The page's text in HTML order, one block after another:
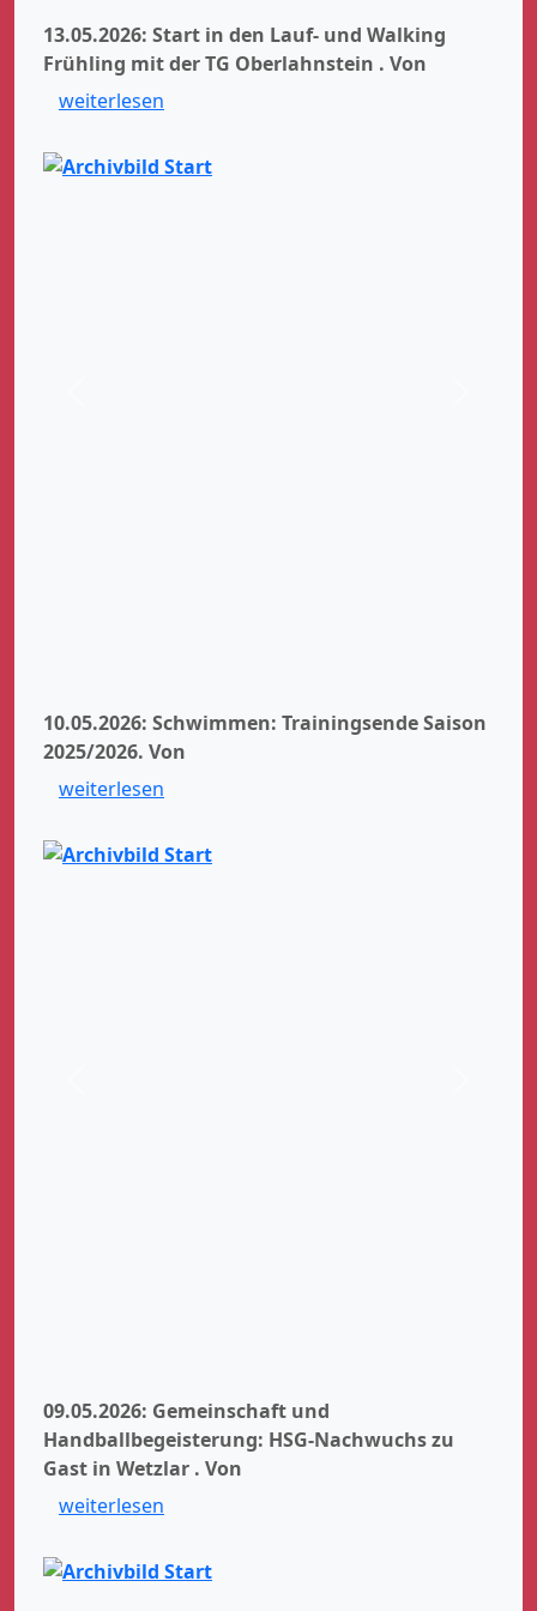
13.05.2026: Start in den Lauf- und Walking
Frühling mit der TG Oberlahnstein . Von
weiterlesen
10.05.2026: Schwimmen: Trainingsende Saison
2025/2026. Von
weiterlesen
09.05.2026: Gemeinschaft und
Handballbegeisterung: HSG-Nachwuchs zu
Gast in Wetzlar . Von
weiterlesen